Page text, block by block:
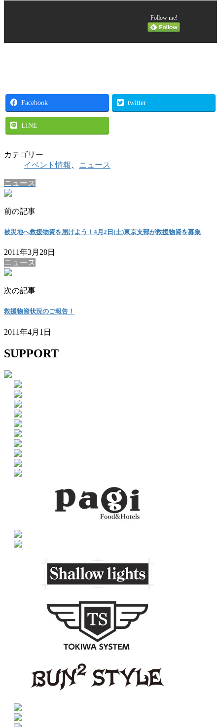
Follow me!
Facebook twitter
LINE
カテゴリー
イベント情報
ニュース
ニュース
前の記事
被災地へ救援物資を届けよう！4月2日(土)東京支部が救援物資を募集
2011年3月28日
ニュース
次の記事
救援物資状況のご報告！
2011年4月1日
SUPPORT